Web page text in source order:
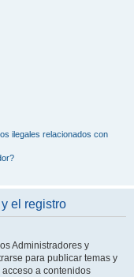
ilegales relacionados con
el registro
Administradores y
para publicar temas y
a contenidos